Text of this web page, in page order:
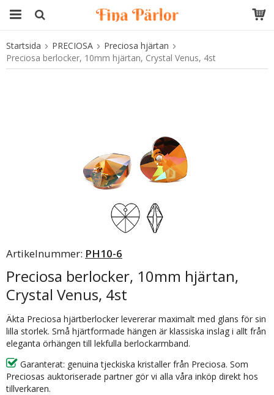
Produkten har blivit tillagd i varukorgen
Startsida PRECIOSA
Preciosa hjärtan
Preciosa berlocker, 10mm hjärtan, Crystal Venus, 4st
Artikelnummer: PH10-6
Preciosa berlocker, 10mm hjärtan,
Crystal Venus, 4st
Äkta Preciosa hjärtberlocker levererar maximalt med glans för sin
lilla storlek. Små hjärtformade hängen är klassiska inslag i allt från
eleganta örhängen till lekfulla berlockarmband.
Garanterat: genuina tjeckiska kristaller från Preciosa. Som
Preciosas auktoriserade partner gör vi alla våra inköp direkt hos
tillverkaren.